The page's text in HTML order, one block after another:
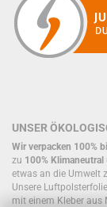
UNSER
Wir verpacken 100%
zu 100% Klimaneutral
etwas an die Umwelt
Unsere
mit einem Kleber aus